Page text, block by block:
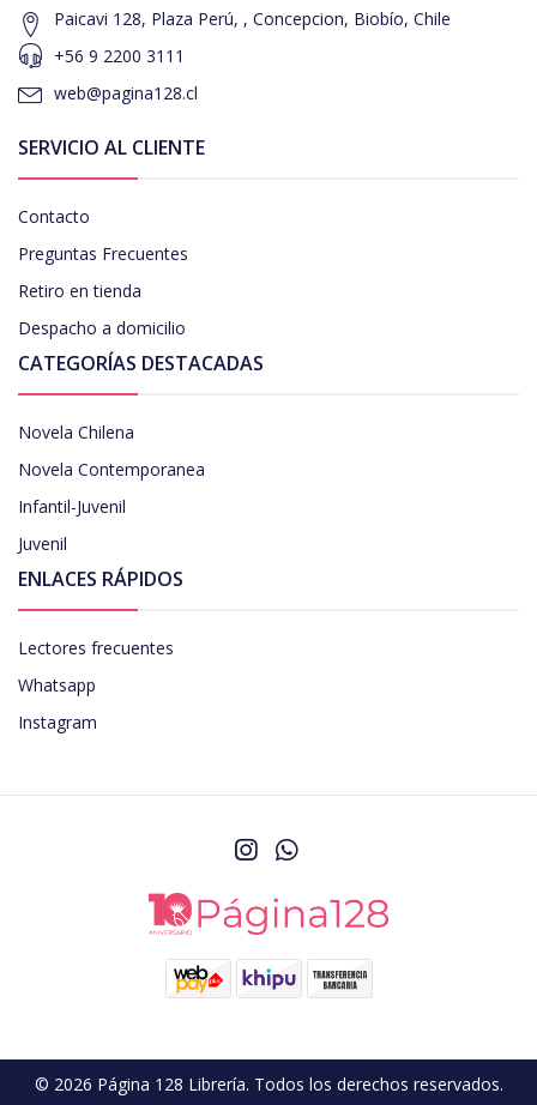
Paicavi 128, Plaza Perú, , Concepcion, Biobío, Chile
+56 9 2200 3111
web@pagina128.cl
SERVICIO AL CLIENTE
Contacto
Preguntas Frecuentes
Retiro en tienda
Despacho a domicilio
CATEGORÍAS DESTACADAS
Novela Chilena
Novela Contemporanea
Infantil-Juvenil
Juvenil
ENLACES RÁPIDOS
Lectores frecuentes
Whatsapp
Instagram
© 2026 Página 128 Librería. Todos los derechos reservados.